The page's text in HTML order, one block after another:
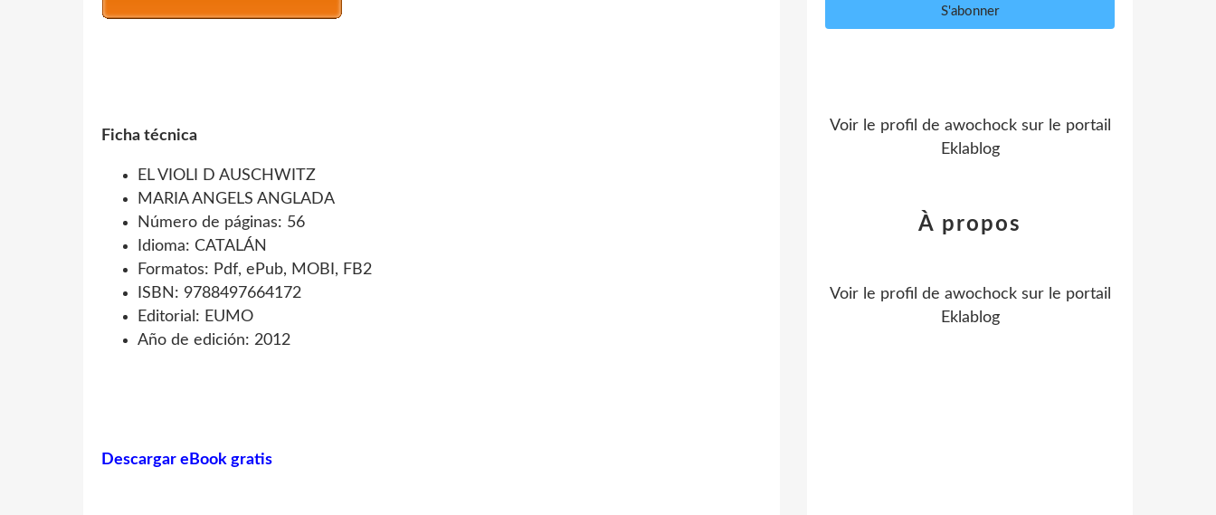
Ficha técnica
EL VIOLI D AUSCHWITZ
MARIA ANGELS ANGLADA
Número de páginas: 56
Idioma: CATALÁN
Formatos: Pdf, ePub, MOBI, FB2
ISBN: 9788497664172
Editorial: EUMO
Año de edición: 2012
Descargar eBook gratis
Voir le profil de awochocksur le portail
Eklablog
À propos
Voir le profil de awochocksur le portail
Eklablog